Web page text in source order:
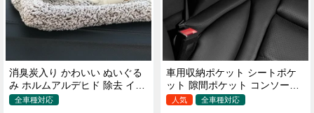
消臭炭入り かわいい ぬいぐる
み ホルムアルデヒド 除去 イン
テリア 贈り物
全車種対応
車用収納ポケット シートポケ
ット 隙間ポケット コンソール
ボックス カー用品
人気 全車種対応